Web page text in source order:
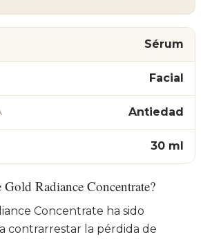
Sérum
Facial
Antiedad
30 ml
Gold Radiance Concentrate?
Concentrate ha sido
contrarrestar la pérdida de